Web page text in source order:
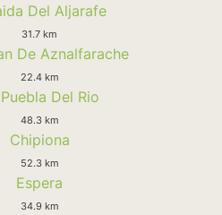
Del Aljarafe
31.7 km
De Aznalfarache
22.4 km
Del Rio
48.3 km
Chipiona
52.3 km
Espera
34.9 km